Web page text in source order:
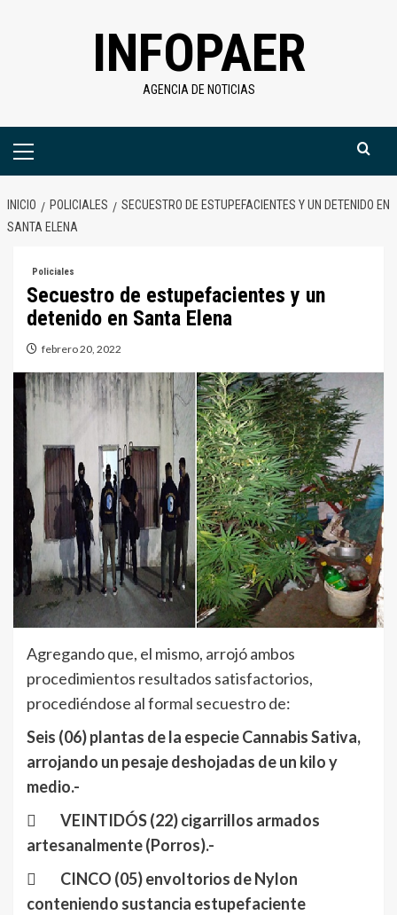
INFOPAER
AGENCIA DE NOTICIAS
Menú
INICIO POLICIALES
SECUESTRO DE ESTUPEFACIENTES Y UN DETENIDO EN
SANTA ELENA
Policiales
Secuestro de estupefacientes y un
detenido en Santa Elena
febrero 20, 2022
Agregando que, el mismo, arrojó ambos
procedimientos resultados satisfactorios,
procediéndose al formal secuestro de:
Seis (06) plantas de la especie Cannabis Sativa,
arrojando un pesaje deshojadas de un kilo y
medio.-
 VEINTIDÓS (22) cigarrillos armados
artesanalmente (Porros).-
 CINCO (05) envoltorios de Nylon
conteniendo sustancia estupefaciente